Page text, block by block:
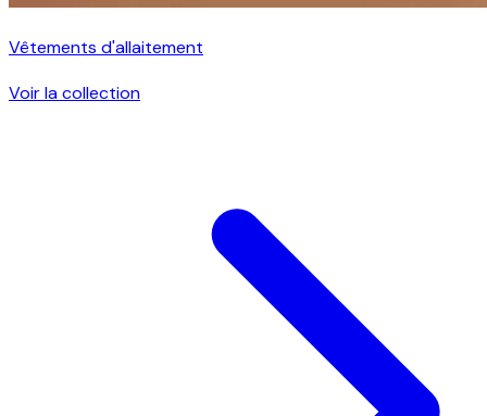
Vêtements d'allaitement
Voir la collection